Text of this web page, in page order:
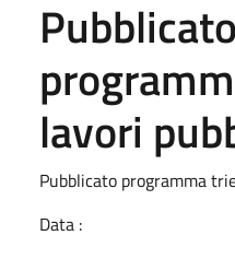
Pubblicato
lavori
Pubblicato programma
Data :